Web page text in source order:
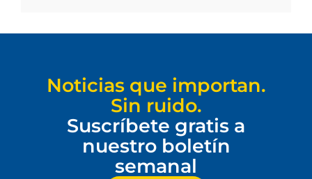
Noticias que importan.
Sin ruido.
Suscríbete gratis a
nuestro boletín
semanal